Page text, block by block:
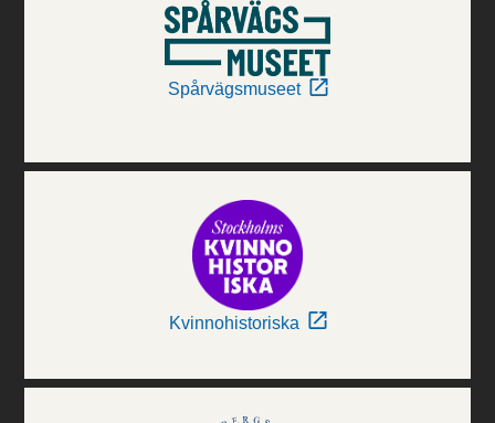
Spårvägsmuseet
Kvinnohistoriska